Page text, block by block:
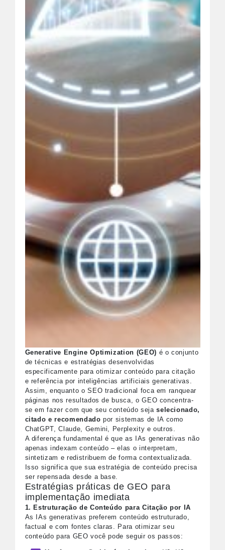
Generative Engine Optimization (GEO) é o conjunto
de técnicas e estratégias desenvolvidas
especificamente para otimizar conteúdo para citação
e referência por inteligências artificiais generativas.
Assim, enquanto o SEO tradicional foca em ranquear
páginas nos resultados de busca, o GEO concentra-
se em fazer com que seu conteúdo sejaselecionado,
citado e recomendado por sistemas de IA como
ChatGPT, Claude, Gemini, Perplexity e outros.
A diferença fundamental é que as IAs generativas não
apenas indexam conteúdo – elas o interpretam,
sintetizam e redistribuem de forma contextualizada.
Isso significa que sua estratégia de conteúdo precisa
ser repensada desde a base.
Estratégias práticas de GEO para
implementação imediata
1. Estruturação de Conteúdo para Citação por IA
As IAs generativas preferem conteúdo estruturado,
factual e com fontes claras. Para otimizar seu
conteúdo para GEO você pode seguir os passos: